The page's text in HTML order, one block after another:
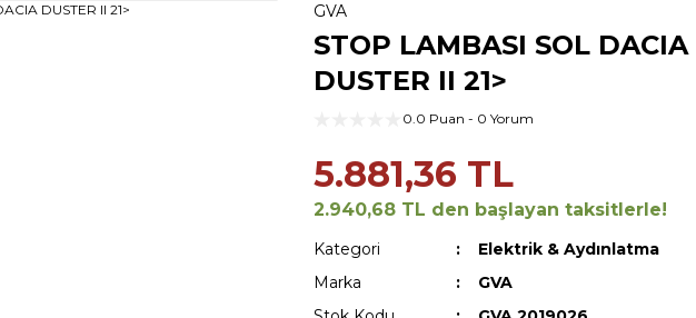
GVA
STOP LAMBASI SOL DACIA
DUSTER II 21>
0.0 Puan - 0 Yorum
5.881,36 TL
2.940,68 TL den başlayan taksitlerle!
Kategori
Elektrik & Aydınlatma
Marka
GVA